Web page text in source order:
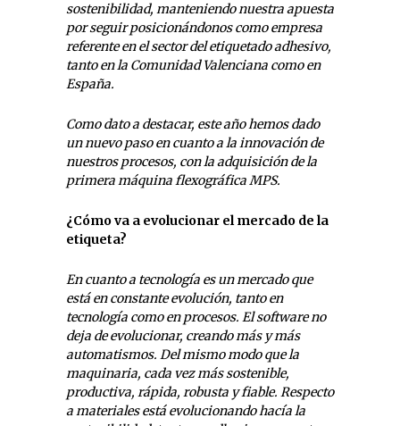
sostenibilidad, manteniendo nuestra apuesta
por seguir posicionándonos como empresa
referente en el sector del etiquetado adhesivo,
tanto en la Comunidad Valenciana como en
España.
Como dato a destacar, este año hemos dado
un nuevo paso en cuanto a la innovación de
nuestros procesos, con la adquisición de la
primera máquina flexográfica MPS.
¿Cómo va a evolucionar el mercado de la
etiqueta?
En cuanto a tecnología es un mercado que
está en constante evolución, tanto en
tecnología como en procesos. El software no
deja de evolucionar, creando más y más
automatismos. Del mismo modo que la
maquinaria, cada vez más sostenible,
productiva, rápida, robusta y fiable. Respecto
a materiales está evolucionando hacía la